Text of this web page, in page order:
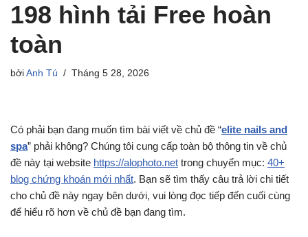
198 hình tải Free hoàn
toàn
bởi Anh Tú Tháng 5 28, 2026
Có phải bạn đang muốn tìm bài viết về chủ đề “elite nails and
spa” phải không? Chúng tôi cung cấp toàn bộ thông tin về chủ
đề này tại website https://alophoto.net trong chuyển mục: 40+
blog chứng khoán mới nhất. Bạn sẽ tìm thấy câu trả lời chi tiết
cho chủ đề này ngay bên dưới, vui lòng đọc tiếp đến cuối cùng
để hiểu rõ hơn về chủ đề bạn đang tìm.